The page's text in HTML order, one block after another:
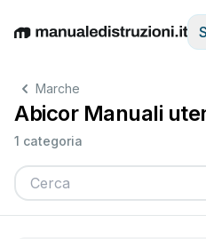
EnglishDeutschEspañol
Marche
Abicor Manuali
1 categoria